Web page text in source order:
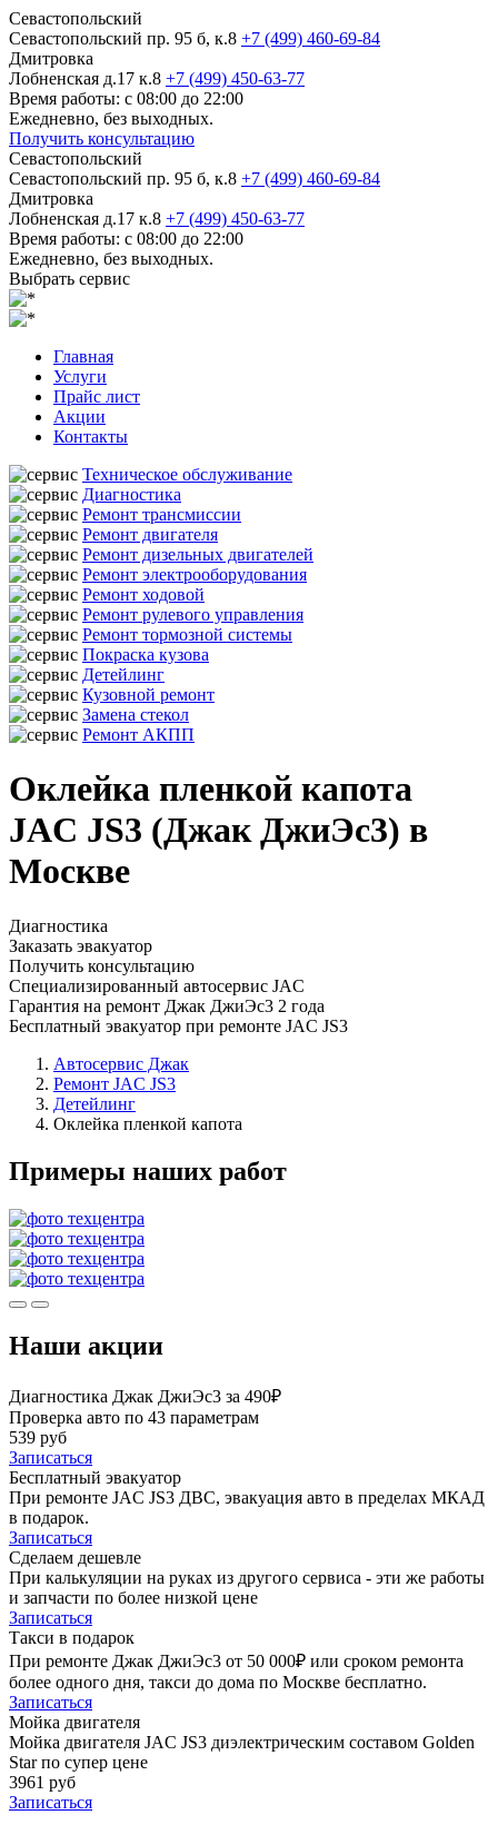
Севастопольский
Севастопольский пр. 95 б, к.8 +7 (499) 460-69-84
Дмитровка
Лобненская д.17 к.8 +7 (499) 450-63-77
Время работы: с 08:00 до 22:00
Ежедневно, без выходных.
Получить консультацию
Севастопольский
Севастопольский пр. 95 б, к.8 +7 (499) 460-69-84
Дмитровка
Лобненская д.17 к.8 +7 (499) 450-63-77
Время работы: с 08:00 до 22:00
Ежедневно, без выходных.
Выбрать сервис
Главная
Услуги
Прайс лист
Акции
Контакты
Техническое обслуживание
Диагностика
Ремонт трансмиссии
Ремонт двигателя
Ремонт дизельных двигателей
Ремонт электрооборудования
Ремонт ходовой
Ремонт рулевого управления
Ремонт тормозной системы
Покраска кузова
Детейлинг
Кузовной ремонт
Замена стекол
Ремонт АКПП
Оклейка пленкой капота
JAC JS3 (Джак ДжиЭс3) в
Москве
Диагностика
Заказать эвакуатор
Получить консультацию
Специализированный автосервис JAC
Гарантия на ремонт Джак ДжиЭс3 2 года
Бесплатный эвакуатор при ремонте JAC JS3
Автосервис Джак
Ремонт JAC JS3
Детейлинг
Оклейка пленкой капота
Примеры наших работ
Наши акции
Диагностика Джак ДжиЭс3 за 490₽
Проверка авто по 43 параметрам
539 руб
Записаться
Бесплатный эвакуатор
При ремонте JAC JS3 ДВС, эвакуация авто в пределах МКАД
в подарок.
Записаться
Сделаем дешевле
При калькуляции на руках из другого сервиса - эти же работы
и запчасти по более низкой цене
Записаться
Такси в подарок
При ремонте Джак ДжиЭс3 от 50 000₽ или сроком ремонта
более одного дня, такси до дома по Москве бесплатно.
Записаться
Мойка двигателя
Мойка двигателя JAC JS3 диэлектрическим составом Golden
Star по супер цене
3961 руб
Записаться